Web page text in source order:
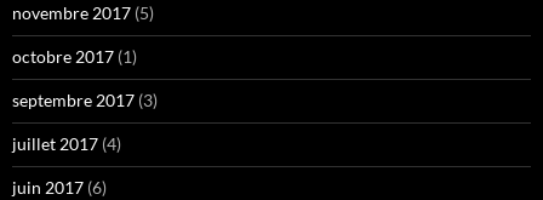
novembre 2017 (5)
octobre 2017 (1)
septembre 2017 (3)
juillet 2017 (4)
juin 2017 (6)